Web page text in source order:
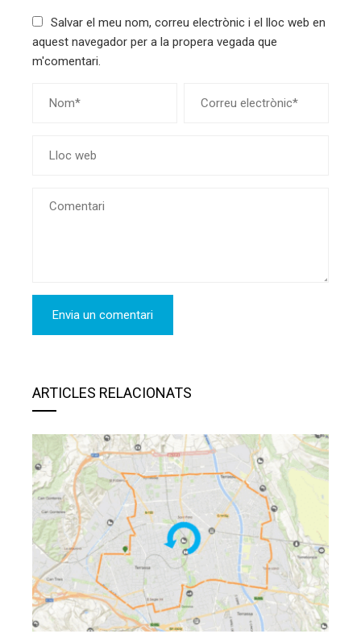
Salvar el meu nom, correu electrònic i el lloc web en
aquest navegador per a la propera vegada que
m'comentari.
ARTICLES RELACIONATS